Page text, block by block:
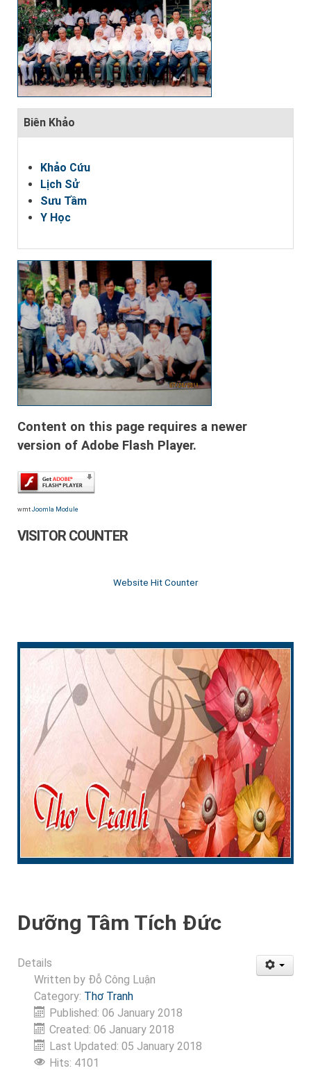
Biên Khảo
Khảo Cứu
Lịch Sử
Sưu Tầm
Y Học
Content on this page requires a newer
version of Adobe Flash Player.
wmt Joomla Module
VISITOR COUNTER
Website Hit Counter
Dưỡng Tâm Tích Đức
Details
Written by Đỗ Công Luận
Category: Thơ Tranh
Published: 06 January 2018
Created: 06 January 2018
Last Updated: 05 January 2018
Hits: 4101